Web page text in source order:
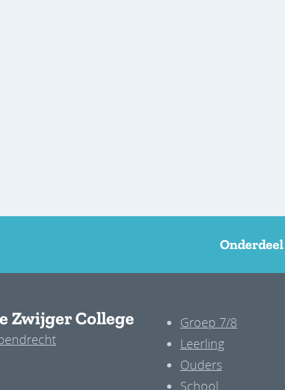
Zwijger College
Groep 7/8
Leerling
Ouders
School